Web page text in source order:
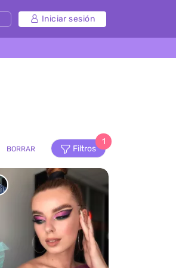
Iniciar sesión
BORRAR Filtros
1